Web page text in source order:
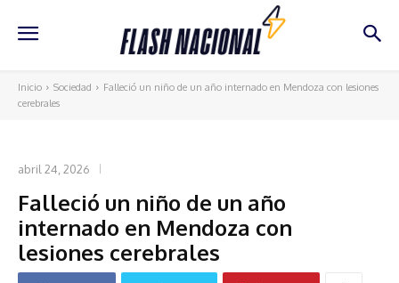
Inicio Sociedad
Falleció un niño de un año internado en Mendoza con lesiones
cerebrales
abril 24, 2026
Falleció un niño de un año
internado en Mendoza con
lesiones cerebrales